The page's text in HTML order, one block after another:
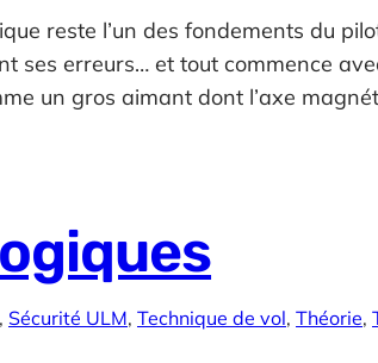
reste l’un des fondements du
ses erreurs… et tout commence
un gros aimant dont l’axe
, Sécurité ULM, Technique de vol, Théorie,